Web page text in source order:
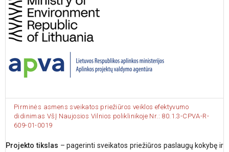
Pirminės asmens sveikatos priežiūros veiklos efektyvumo
didinimas VšĮ Naujosios Vilnios poliklinikoje Nr.: 80.1.3-CPVA-R-
609-01-0019
Projekto tikslas – pagerinti sveikatos priežiūros paslaugų kokybę ir